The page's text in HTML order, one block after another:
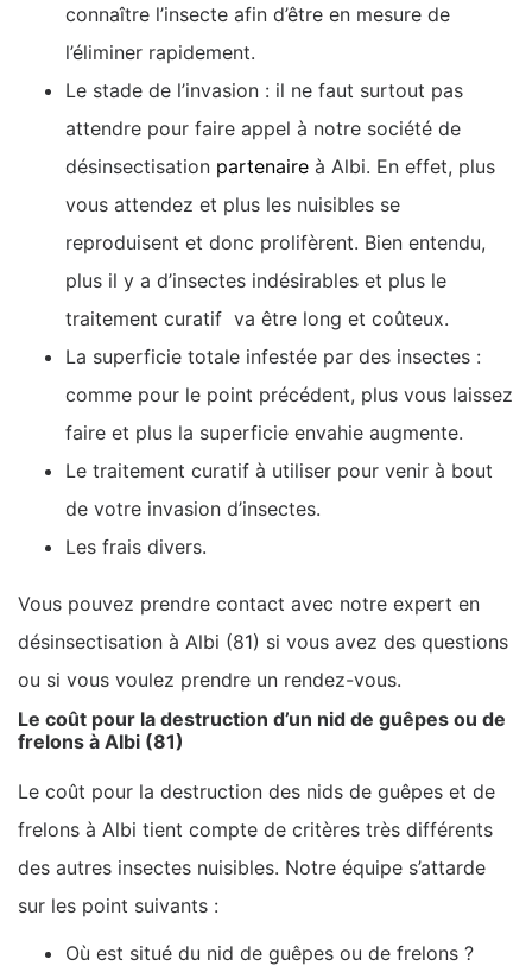
connaître l’insecte afin d’être en mesure de
l’éliminer rapidement.
Le stade de l’invasion : il ne faut surtout pas
attendre pour faire appel à notre société de
désinsectisation partenaire à Albi. En effet, plus
vous attendez et plus les nuisibles se
reproduisent et donc prolifèrent. Bien entendu,
plus il y a d’insectes indésirables et plus le
traitement curatif va être long et coûteux.
La superficie totale infestée par des insectes :
comme pour le point précédent, plus vous laissez
faire et plus la superficie envahie augmente.
Le traitement curatif à utiliser pour venir à bout
de votre invasion d’insectes.
Les frais divers.
Vous pouvez prendre contact avec notre expert en
désinsectisation à Albi (81) si vous avez des questions
ou si vous voulez prendre un rendez-vous.
Le coût pour la destruction d’un nid de guêpes ou de
frelons à Albi (81)
Le coût pour la destruction des nids de guêpes et de
frelons à Albi tient compte de critères très différents
des autres insectes nuisibles. Notre équipe s’attarde
sur les point suivants :
Où est situé du nid de guêpes ou de frelons ?